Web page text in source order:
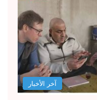
آخر الأخبار